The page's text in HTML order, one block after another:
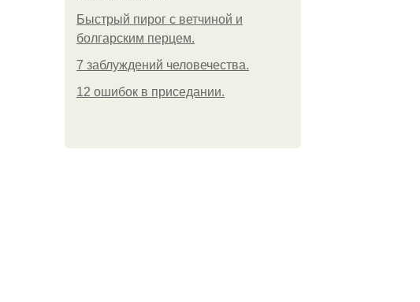
Быстрый пирог с ветчиной и
болгарским перцем.
7 заблуждений человечества.
12 ошибок в приседании.